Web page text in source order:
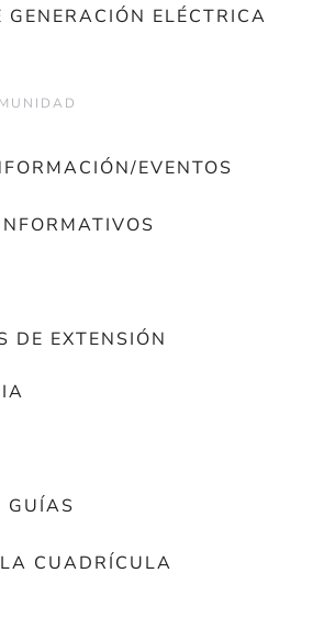
GENERACIÓN ELÉCTRICA
EVENTOS
DE EXTENSIÓN
GUÍAS
CUADRÍCULA